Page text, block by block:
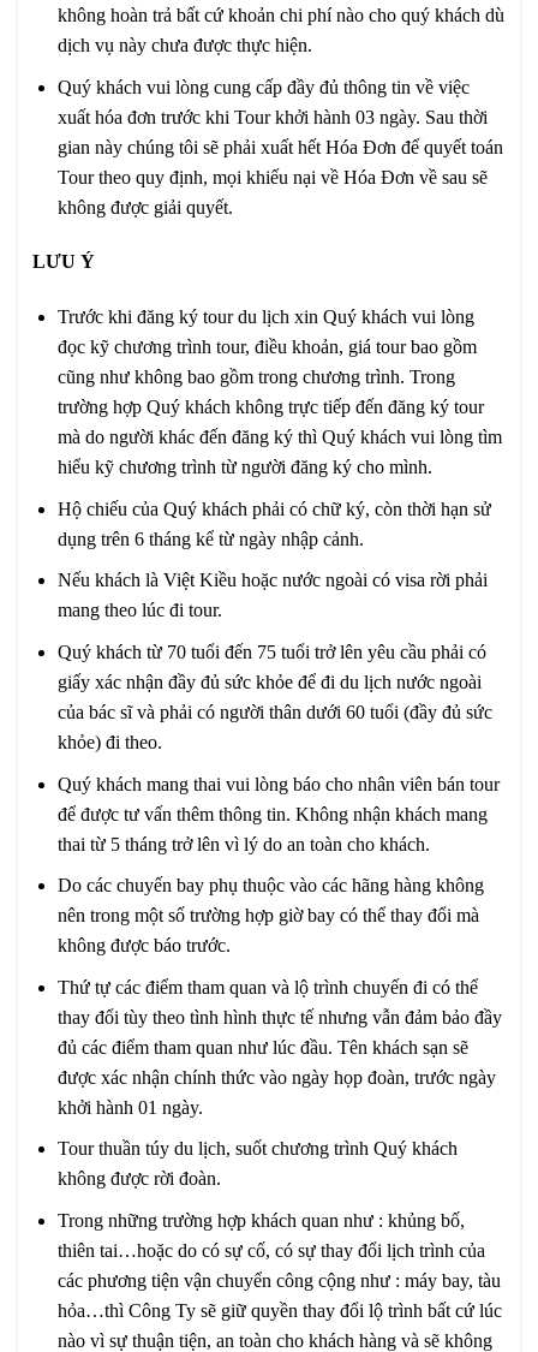
không hoàn trả bất cứ khoản chi phí nào cho quý khách dù
dịch vụ này chưa được thực hiện.
Quý khách vui lòng cung cấp đầy đủ thông tin về việc
xuất hóa đơn trước khi Tour khởi hành 03 ngày. Sau thời
gian này chúng tôi sẽ phải xuất hết Hóa Đơn để quyết toán
Tour theo quy định, mọi khiếu nại về Hóa Đơn về sau sẽ
không được giải quyết.
LƯU Ý
Trước khi đăng ký tour du lịch xin Quý khách vui lòng
đọc kỹ chương trình tour, điều khoản, giá tour bao gồm
cũng như không bao gồm trong chương trình. Trong
trường hợp Quý khách không trực tiếp đến đăng ký tour
mà do người khác đến đăng ký thì Quý khách vui lòng tìm
hiểu kỹ chương trình từ người đăng ký cho mình.
Hộ chiếu của Quý khách phải có chữ ký, còn thời hạn sử
dụng trên 6 tháng kể từ ngày nhập cảnh.
Nếu khách là Việt Kiều hoặc nước ngoài có visa rời phải
mang theo lúc đi tour.
Quý khách từ 70 tuổi đến 75 tuổi trở lên yêu cầu phải có
giấy xác nhận đầy đủ sức khỏe để đi du lịch nước ngoài
của bác sĩ và phải có người thân dưới 60 tuổi (đầy đủ sức
khỏe) đi theo.
Quý khách mang thai vui lòng báo cho nhân viên bán tour
để được tư vấn thêm thông tin. Không nhận khách mang
thai từ 5 tháng trở lên vì lý do an toàn cho khách.
Do các chuyến bay phụ thuộc vào các hãng hàng không
nên trong một số trường hợp giờ bay có thể thay đổi mà
không được báo trước.
Thứ tự các điểm tham quan và lộ trình chuyến đi có thể
thay đổi tùy theo tình hình thực tế nhưng vẫn đảm bảo đầy
đủ các điểm tham quan như lúc đầu. Tên khách sạn sẽ
được xác nhận chính thức vào ngày họp đoàn, trước ngày
khởi hành 01 ngày.
Tour thuần túy du lịch, suốt chương trình Quý khách
không được rời đoàn.
Trong những trường hợp khách quan như : khủng bố,
thiên tai…hoặc do có sự cố, có sự thay đổi lịch trình của
các phương tiện vận chuyển công cộng như : máy bay, tàu
hỏa…thì Công Ty sẽ giữ quyền thay đổi lộ trình bất cứ lúc
nào vì sự thuận tiện, an toàn cho khách hàng và sẽ không